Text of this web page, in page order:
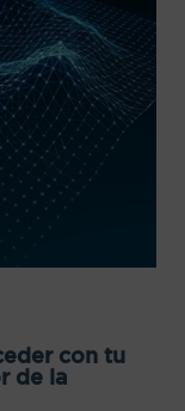
con tu
de la